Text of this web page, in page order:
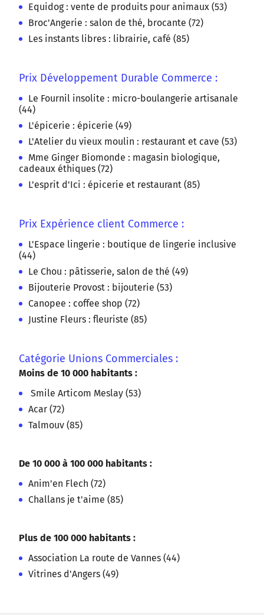
Equidog : vente de produits pour animaux (53)
Broc'Angerie : salon de thé, brocante (72)
Les instants libres : librairie, café (85)
Prix Développement Durable Commerce :
Le Fournil insolite : micro-boulangerie artisanale
(44)
L'épicerie : épicerie (49)
L'Atelier du vieux moulin : restaurant et cave (53)
Mme Ginger Biomonde : magasin biologique,
cadeaux éthiques (72)
L'esprit d'Ici : épicerie et restaurant (85)
Prix Expérience client Commerce :
L'Espace lingerie : boutique de lingerie inclusive
(44)
Le Chou : pâtisserie, salon de thé (49)
Bijouterie Provost : bijouterie (53)
Canopee : coffee shop (72)
Justine Fleurs : fleuriste (85)
Catégorie Unions Commerciales :
Moins de 10 000 habitants :
Smile Articom Meslay (53)
Acar (72)
Talmouv (85)
De 10 000 à 100 000 habitants :
Anim'en Flech (72)
Challans je t'aime (85)
Plus de 100 000 habitants :
Association La route de Vannes (44)
Vitrines d'Angers (49)